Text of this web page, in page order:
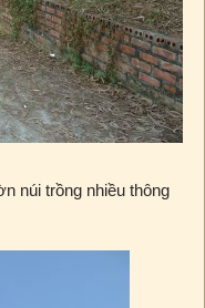
núi trồng nhiều thông